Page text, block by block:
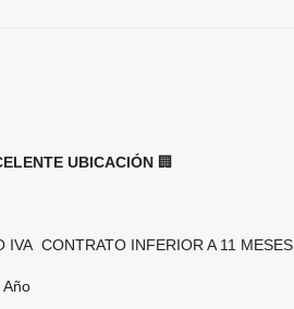
UBICACIÓN 🏢
IVA CONTRATO INFERIOR A 11 MESES
Año